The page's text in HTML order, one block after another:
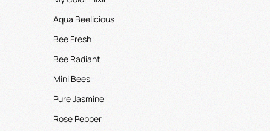
Aqua Beelicious
Bee Fresh
Bee Radiant
Mini Bees
Pure Jasmine
Rose Pepper